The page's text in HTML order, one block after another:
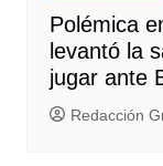
Polémica
levantó la
jugar ante
Redacción